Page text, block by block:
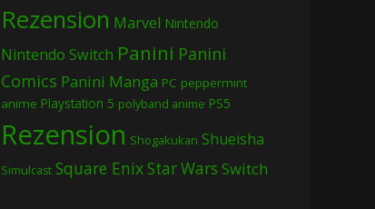
Rezension Marvel Nintendo
Nintendo Switch Panini Panini
Comics Panini Manga PC peppermint
anime Playstation 5 polyband anime PS5
Rezension Shogakukan Shueisha
Simulcast Square EnixStar Wars Switch